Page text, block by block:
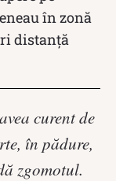
în zonă
distanță
curent de
în pădure,
zgomotul.